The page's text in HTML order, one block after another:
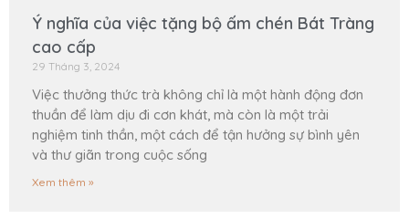
Ý nghĩa của việc tặng bộ ấm chén Bát Tràng
cao cấp
29 Tháng 3, 2024
Việc thưởng thức trà không chỉ là một hành động đơn
thuần để làm dịu đi cơn khát, mà còn là một trải
nghiệm tinh thần, một cách để tận hưởng sự bình yên
và thư giãn trong cuộc sống
Xem thêm »